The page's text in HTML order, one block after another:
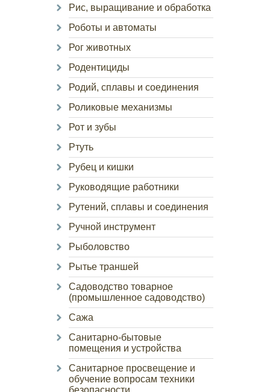
Рис, выращивание и обработка
Роботы и автоматы
Рог животных
Родентициды
Родий, сплавы и соединения
Роликовые механизмы
Рот и зубы
Ртуть
Рубец и кишки
Руководящие работники
Рутений, сплавы и соединения
Ручной инструмент
Рыболовство
Рытье траншей
Садоводство товарное
(промышленное садоводство)
Сажа
Санитарно-бытовые
помещения и устройства
Санитарное просвещение и
обучение вопросам техники
безопасности